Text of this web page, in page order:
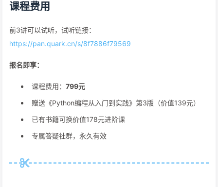
课程费用
前3讲可以试听，试听链接：
https://pan.quark.cn/s/8f7886f79569
报名即享：
课程费用： 799元
赠送《Python编程从入门到实践》第3版（价值139元）
已有书籍可换价值178元进阶课
专属答疑社群，永久有效